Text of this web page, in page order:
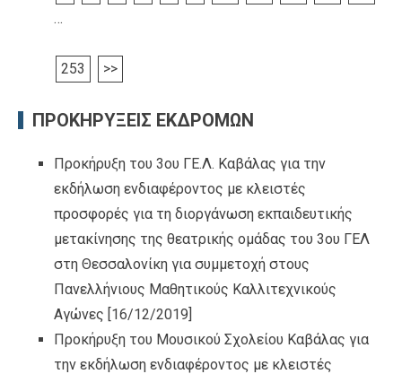
…
253 >>
ΠΡΟΚΗΡΥΞΕΙΣ ΕΚΔΡΟΜΩΝ
Προκήρυξη του 3ου ΓΕ.Λ. Καβάλας για την
εκδήλωση ενδιαφέροντος με κλειστές
προσφορές για τη διοργάνωση εκπαιδευτικής
μετακίνησης της θεατρικής ομάδας του 3ου ΓΕΛ
στη Θεσσαλονίκη για συμμετοχή στους
Πανελλήνιους Μαθητικούς Καλλιτεχνικούς
Αγώνες [16/12/2019]
Προκήρυξη του Μουσικού Σχολείου Καβάλας για
την εκδήλωση ενδιαφέροντος με κλειστές